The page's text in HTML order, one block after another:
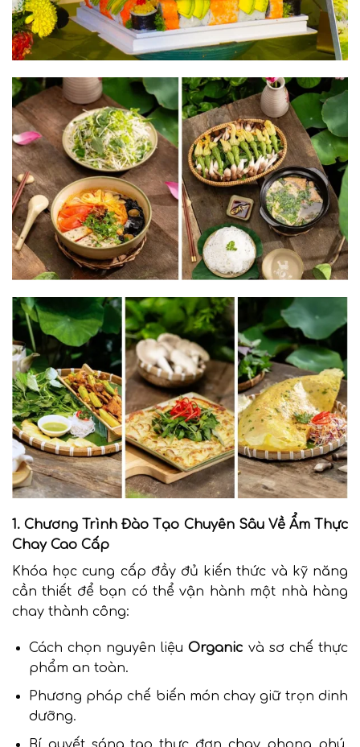
1. Chương Trình Đào Tạo Chuyên Sâu Về Ẩm Thực
Chay Cao Cấp
Khóa học cung cấp đầy đủ kiến thức và kỹ năng
cần thiết để bạn có thể vận hành một nhà hàng
chay thành công:
Cách chọn nguyên liệuOrganic và sơ chế thực
phẩm an toàn.
Phương pháp chế biến món chay giữ trọn dinh
dưỡng.